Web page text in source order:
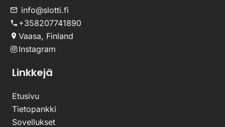
info@slotti.fi
+358207741890
Vaasa, Finland
Instagram
Linkkejä
Etusivu
Tietopankki
Sovellukset